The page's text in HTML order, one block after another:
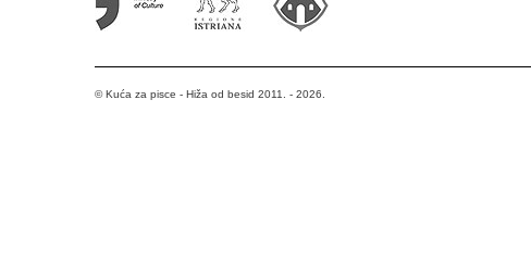
© Kuća za pisce - Hiža od besid 2011. - 2026.